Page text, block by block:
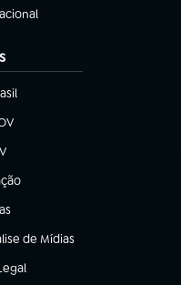
aba)
aba)
aba)
aba)
aba)
de Mídias
aba)